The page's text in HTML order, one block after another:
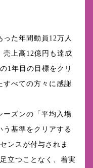
った年間動員12万人
売上高12億円も達成
1年目の目標をクリ
すべての方々に感謝
ーズンの「平均入場
う基準をクリアする
ンスが付与されま
立つことなく、着実